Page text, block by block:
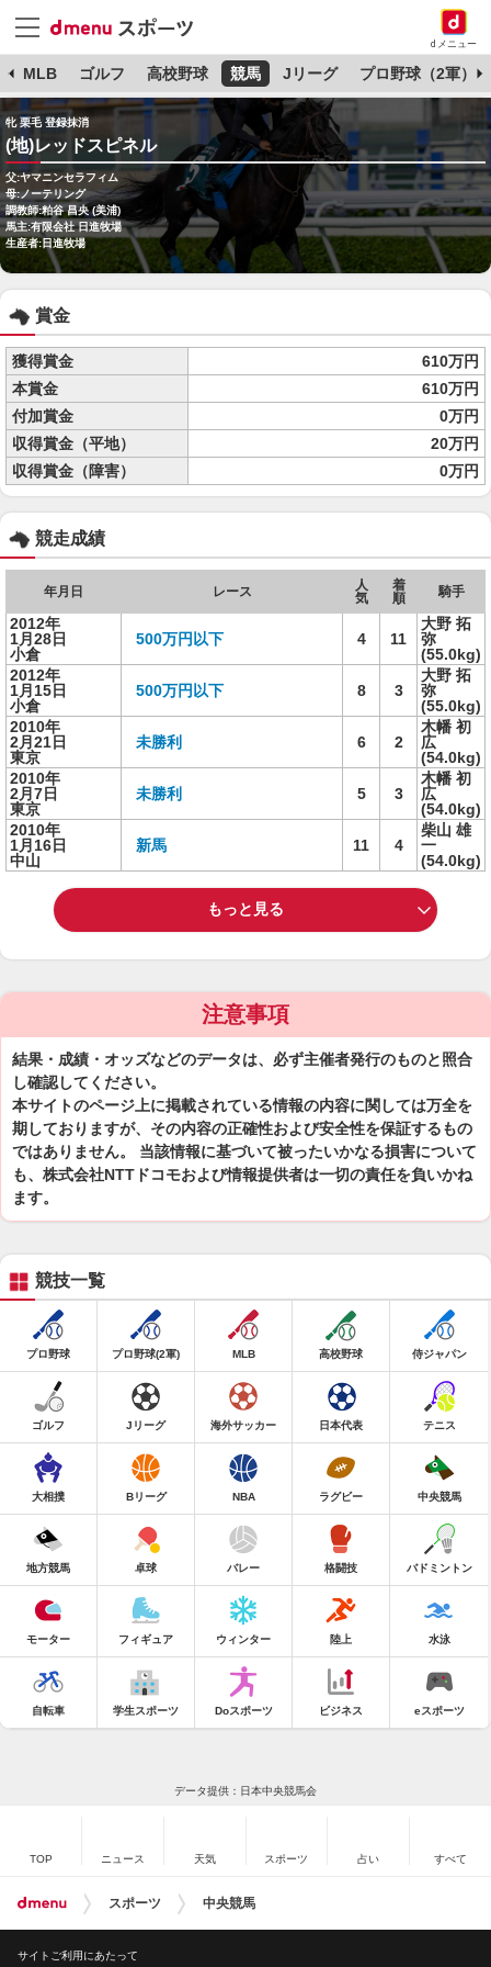
dメニュー
MLB ゴルフ 高校野球 競馬 Jリーグ プロ野球（2軍）
牝 栗毛 登録抹消
(地)レッドスピネル
父:ヤマニンセラフィム
母:ノーテリング
調教師:粕谷 昌央 (美浦)
馬主:有限会社 日進牧場
生産者:日進牧場
賞金
獲得賞金
610万円
本賞金
610万円
付加賞金
0万円
収得賞金（平地）
20万円
収得賞金（障害）
0万円
競走成績
年月日 レース
人
気
着
順
騎手
2012年
1月28日
小倉
500万円以下 4 11
大野 拓
弥
(55.0kg)
2012年
1月15日
小倉
500万円以下 8 3
大野 拓
弥
(55.0kg)
2010年
2月21日
東京
未勝利 6 2
木幡 初
広
(54.0kg)
2010年
2月7日
東京
未勝利 5 3
木幡 初
広
(54.0kg)
2010年
1月16日
中山
新馬 11 4
柴山 雄
一
(54.0kg)
もっと見る
注意事項
結果・成績・オッズなどのデータは、必ず主催者発行のものと照合
し確認してください。
本サイトのページ上に掲載されている情報の内容に関しては万全を
期しておりますが、その内容の正確性および安全性を保証するもの
ではありません。 当該情報に基づいて被ったいかなる損害について
も、株式会社NTTドコモおよび情報提供者は一切の責任を負いかね
ます。
競技一覧
プロ野球 プロ野球(2軍) MLB 高校野球 侍ジャパン
ゴルフ Jリーグ 海外サッカー 日本代表 テニス
大相撲 Bリーグ NBA ラグビー 中央競馬
地方競馬 卓球 バレー 格闘技 バドミントン
モーター フィギュア ウィンター 陸上 水泳
自転車 学生スポーツ Doスポーツ ビジネス eスポーツ
データ提供：日本中央競馬会
TOP ニュース 天気 スポーツ 占い すべて
スポーツ 中央競馬
サイトご利用にあたって